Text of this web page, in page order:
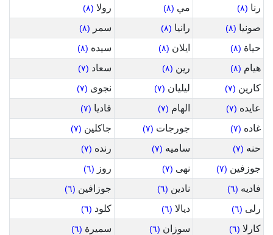
رنا (٨) مي (٨) رولا (٨)
صونيا (٨) رانيا (٨) سمر (٨)
حياة (٨) ايلان (٨) سيده (٨)
هيام (٨) رين (٨) سعاد (٧)
كارين (٧) ليليان (٧) نجوى (٧)
عايده (٧) الهام (٧) فاديا (٧)
غاده (٧) جورجات (٧) جاكلين (٧)
حنه (٧) ساميه (٧) رنده (٧)
جوزفين (٧) نهى (٧) روز (٦)
فاديه (٦) نادين (٦) جوزافين (٦)
رلى (٦) ديالا (٦) كلود (٦)
كارلا (٦) سوزان (٦) سميرة (٦)